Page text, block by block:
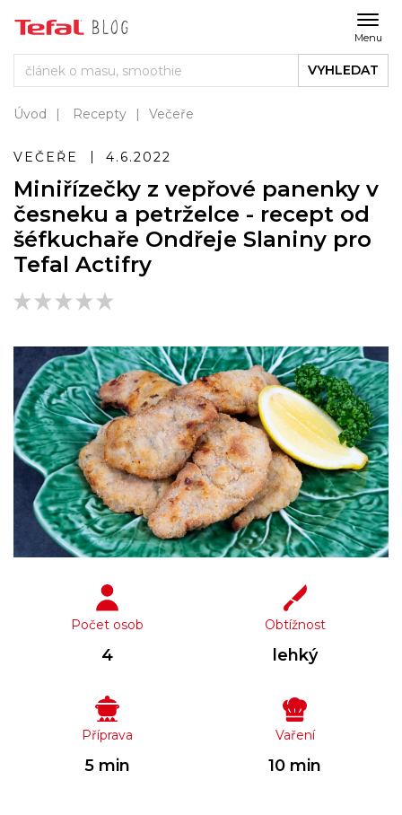
Menu
VYHLEDAT
Úvod Recepty Večeře
VEČEŘE 4.6.2022
Miniřízečky z vepřové panenky v
česneku a petrželce - recept od
šéfkuchaře Ondřeje Slaniny pro
Tefal Actifry
Počet osob
4
Obtížnost
lehký
Příprava
5 min
Vaření
10 min